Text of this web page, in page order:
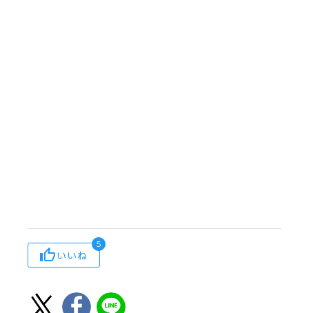
いいね
5